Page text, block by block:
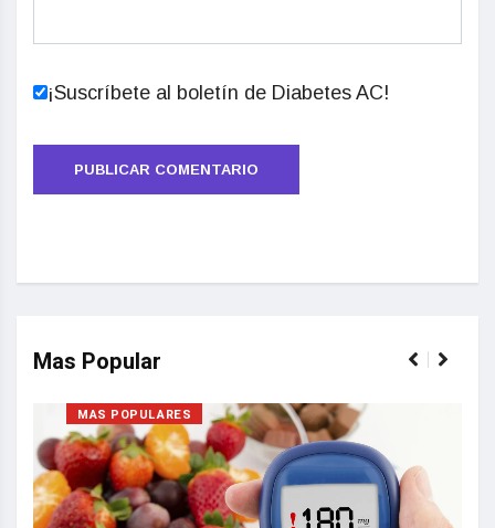
¡Suscríbete al boletín de Diabetes AC!
Mas Popular
MAS POPULARES